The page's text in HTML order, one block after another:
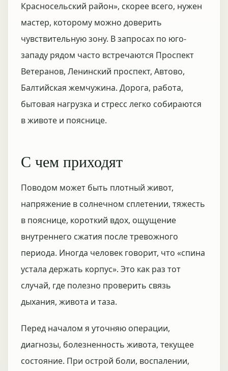
Красносельский район», скорее всего, нужен
мастер, которому можно доверить
чувствительную зону. В запросах по юго-
западу рядом часто встречаются Проспект
Ветеранов, Ленинский проспект, Автово,
Балтийская жемчужина. Дорога, работа,
бытовая нагрузка и стресс легко собираются
в животе и пояснице.
С чем приходят
Поводом может быть плотный живот,
напряжение в солнечном сплетении, тяжесть
в пояснице, короткий вдох, ощущение
внутреннего сжатия после тревожного
периода. Иногда человек говорит, что «спина
устала держать корпус». Это как раз тот
случай, где полезно проверить связь
дыхания, живота и таза.
Перед началом я уточняю операции,
диагнозы, болезненность живота, текущее
состояние. При острой боли, воспалении,